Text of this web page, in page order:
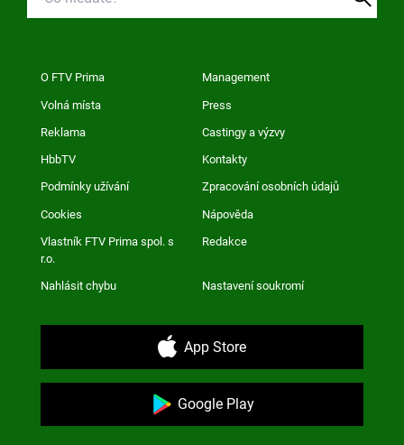
O FTV Prima Management
Volná místa Press
Reklama Castingy a výzvy
HbbTV Kontakty
Podmínky užívání Zpracování osobních údajů
Cookies Nápověda
Vlastník FTV Prima spol. s
r.o.
Redakce
Nahlásit chybu Nastavení soukromí
App Store
Google Play